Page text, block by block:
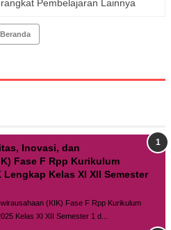
Pembelajaran Lainnya
Beranda
Inovasi, dan
Fase F Rpp Kurikulum
Lengkap Kelas XI XII Semester
(KIK) Fase F Rpp Kurikulum
Kelas XI XII Semester 1 d...